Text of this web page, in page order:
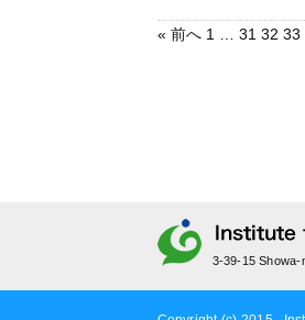
« 前へ 1 31 32 33
3-39-15 Showa-